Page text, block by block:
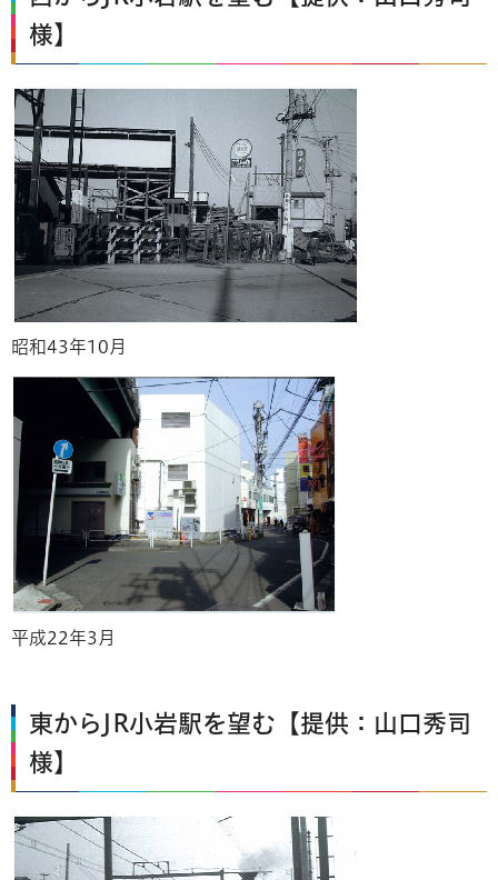
様】
昭和43年10月
平成22年3月
東からJR小岩駅を望む【提供：山口秀司
様】